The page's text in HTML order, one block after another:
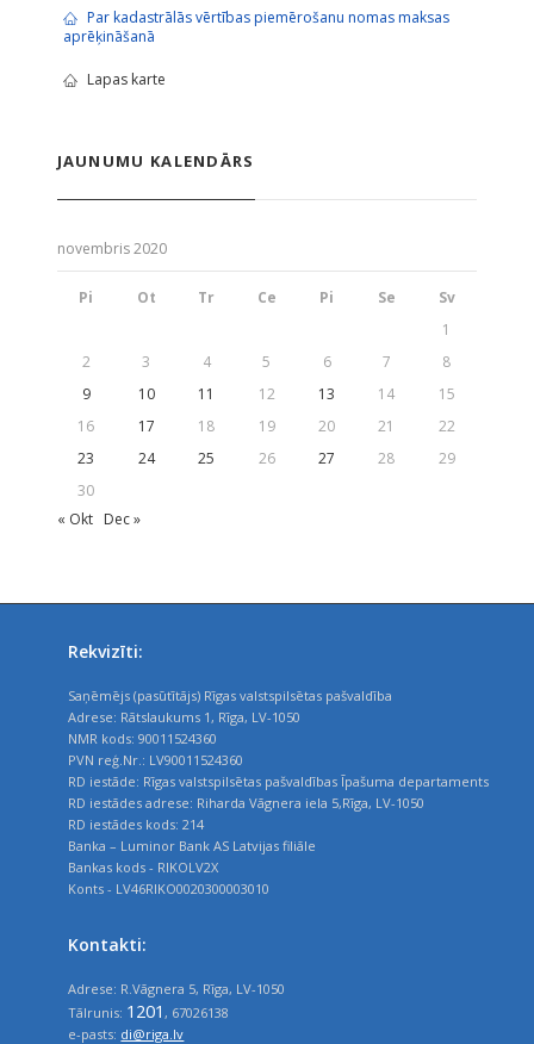
Par kadastrālās vērtības piemērošanu nomas maksas
aprēķināšanā
Lapas karte
JAUNUMU KALENDĀRS
novembris 2020
Pi Ot Tr Ce Pi Se
Sv
1
2
3 4 5 6 7
8
9
10 11 12 13 14
15
16
17 18 19 20 21
22
23
24 25 26 27 28
29
30
« Okt
Dec »
Rekvizīti:
Saņēmējs (pasūtītājs) Rīgas valstspilsētas pašvaldība
Adrese: Rātslaukums 1, Rīga, LV-1050
NMR kods: 90011524360
PVN reģ.Nr.: LV90011524360
RD iestāde: Rīgas valstspilsētas pašvaldības Īpašuma departaments
RD iestādes adrese: Riharda Vāgnera iela 5,Rīga, LV-1050
RD iestādes kods: 214
Banka – Luminor Bank AS Latvijas filiāle
Bankas kods - RIKOLV2X
Konts - LV46RIKO0020300003010
Kontakti:
Adrese: R.Vāgnera 5, Rīga, LV-1050
Tālrunis: 1201 , 67026138
e-pasts: di@riga.lv